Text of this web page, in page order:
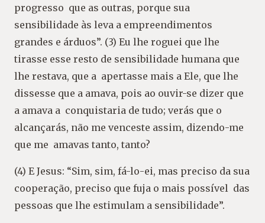
progresso que as outras, porque sua
sensibilidade às leva a empreendimentos
grandes e árduos”. (3) Eu lhe roguei que lhe
tirasse esse resto de sensibilidade humana que
lhe restava, que a apertasse mais a Ele, que lhe
dissesse que a amava, pois ao ouvir-se dizer que
a amava a conquistaria de tudo; verás que o
alcançarás, não me venceste assim, dizendo-me
que me amavas tanto, tanto?
(4) E Jesus: “Sim, sim, fá-lo-ei, mas preciso da sua
cooperação, preciso que fuja o mais possível das
pessoas que lhe estimulam a sensibilidade”.